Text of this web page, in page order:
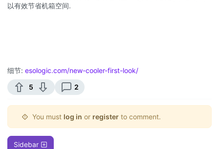
以有效节省机箱空间.
细节: esologic.com/new-cooler-first-look/
5
2
You must log in or register to comment.
Sidebar